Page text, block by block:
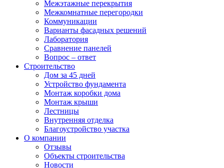
Межэтажные перекрытия
Межкомнатные перегородки
Коммуникации
Варианты фасадных решений
Лаборатория
Сравнение панелей
Вопрос – ответ
Строительство
Дом за 45 дней
Устройство фундамента
Монтаж коробки дома
Монтаж крыши
Лестницы
Внутренняя отделка
Благоустройство участка
О компании
Отзывы
Объекты строительства
Новости